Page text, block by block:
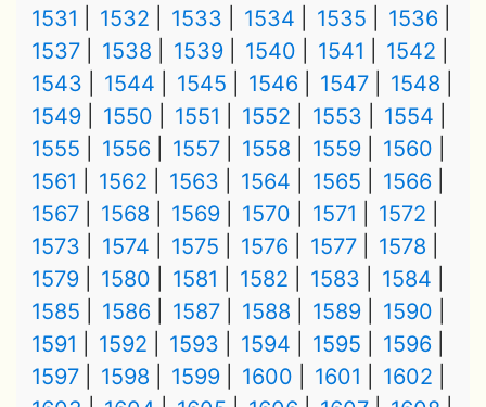
1531
1532 1533 1534 1535
1536
1537
1538 1539 1540 1541
1542
1543
1544 1545 1546 1547
1548
1549
1550 1551 1552 1553
1554
1555
1556 1557 1558 1559
1560
1561
1562 1563 1564 1565
1566
1567
1568 1569 1570 1571
1572
1573
1574 1575 1576 1577
1578
1579
1580 1581 1582 1583
1584
1585
1586 1587 1588 1589
1590
1591
1592 1593 1594 1595
1596
1597
1598 1599 1600 1601
1602